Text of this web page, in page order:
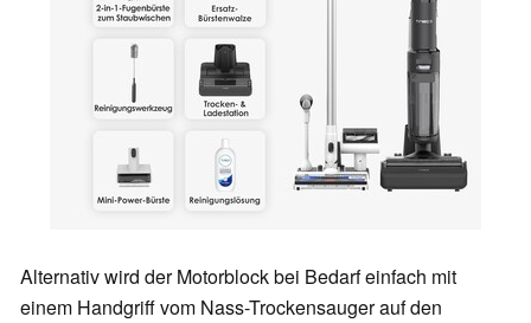
Alternativ wird der Motorblock bei Bedarf einfach mit
einem Handgriff vom Nass-Trockensauger auf den